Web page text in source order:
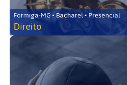
Formiga-MG • Bacharel • Presencial
Direito